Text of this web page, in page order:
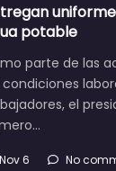
potable
parte de las
condiciones
el
Nov 6 No